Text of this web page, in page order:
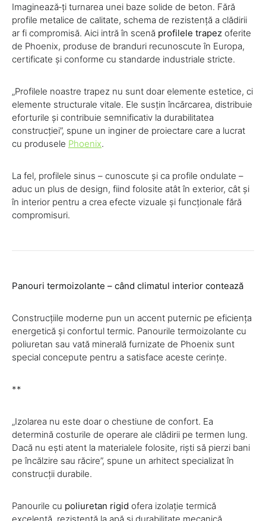
Imaginează‑ți turnarea unei baze solide de beton. Fără
profile metalice de calitate, schema de rezistență a clădirii
ar fi compromisă. Aici intră în scenă profilele trapez oferite
de Phoenix, produse de branduri recunoscute în Europa,
certificate și conforme cu standarde industriale stricte.
„Profilele noastre trapez nu sunt doar elemente estetice, ci
elemente structurale vitale. Ele susțin încărcarea, distribuie
eforturile și contribuie semnificativ la durabilitatea
construcției”, spune un inginer de proiectare care a lucrat
cu produsele Phoenix.
La fel, profilele sinus – cunoscute și ca profile ondulate –
aduc un plus de design, fiind folosite atât în exterior, cât și
în interior pentru a crea efecte vizuale și funcționale fără
compromisuri.
Panouri termoizolante – când climatul interior contează
Construcțiile moderne pun un accent puternic pe eficiența
energetică și confortul termic. Panourile termoizolante cu
poliuretan sau vată minerală furnizate de Phoenix sunt
special concepute pentru a satisface aceste cerințe.
**
„Izolarea nu este doar o chestiune de confort. Ea
determină costurile de operare ale clădirii pe termen lung.
Dacă nu ești atent la materialele folosite, riști să pierzi bani
pe încălzire sau răcire”, spune un arhitect specializat în
construcții durabile.
Panourile cu poliuretan rigid ofera izolație termică